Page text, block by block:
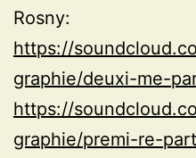
Rosny:
https://
graphie/deuxi-me-
https://
graphie/premi-re-